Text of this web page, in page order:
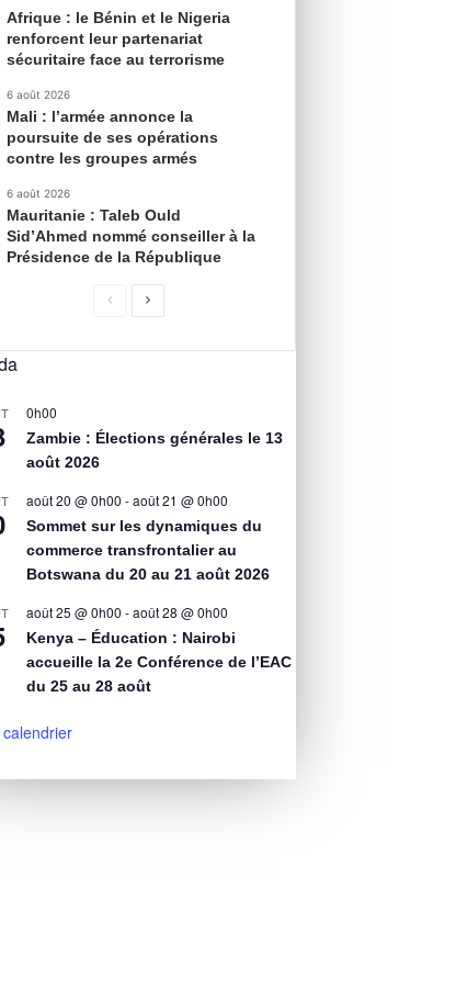
Afrique : le Bénin et le Nigeria
renforcent leur partenariat
sécuritaire face au terrorisme
6 août 2026
Mali : l’armée annonce la
poursuite de ses opérations
contre les groupes armés
6 août 2026
Mauritanie : Taleb Ould
Sid’Ahmed nommé conseiller à la
Présidence de la République
0h00
Zambie : Élections générales le 13
août 2026
août 20 @ 0h00 -août 21 @ 0h00
Sommet sur les dynamiques du
commerce transfrontalier au
Botswana du 20 au 21 août 2026
août 25 @ 0h00 -août 28 @ 0h00
Kenya – Éducation : Nairobi
accueille la 2e Conférence de l’EAC
du 25 au 28 août